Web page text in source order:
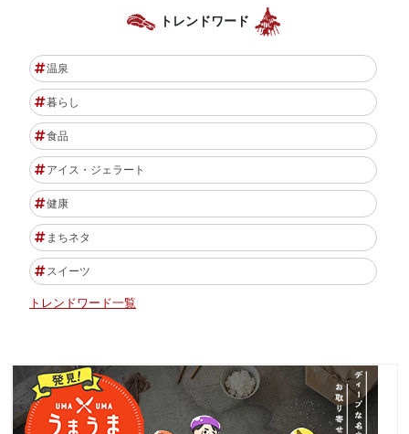
トレンドワード
温泉
暮らし
食品
アイス・ジェラート
健康
まちネタ
スイーツ
トレンドワード一覧